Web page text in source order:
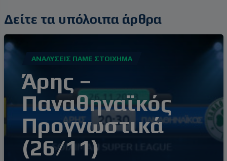
Δείτε τα υπόλοιπα άρθρα
ΑΝΑΛΎΣΕΙΣ ΠΆΜΕ ΣΤΟΊΧΗΜΑ
Άρης –
Παναθηναϊκός
Προγνωστικά
(26/11)